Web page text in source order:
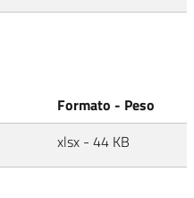
Formato - Peso
xlsx - 44 KB